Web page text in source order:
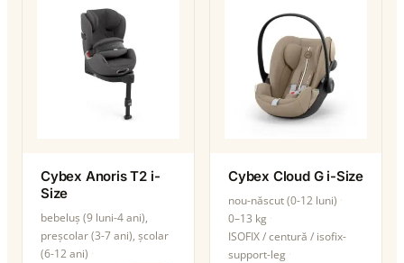
Cybex Anoris T2 i-
Size
bebeluș (9 luni-4 ani),
preșcolar (3-7 ani), școlar
(6-12 ani)
Cybex Cloud G i-Size
nou-născut (0-12 luni)
0–13 kg
ISOFIX / centură / isofix-
support-leg